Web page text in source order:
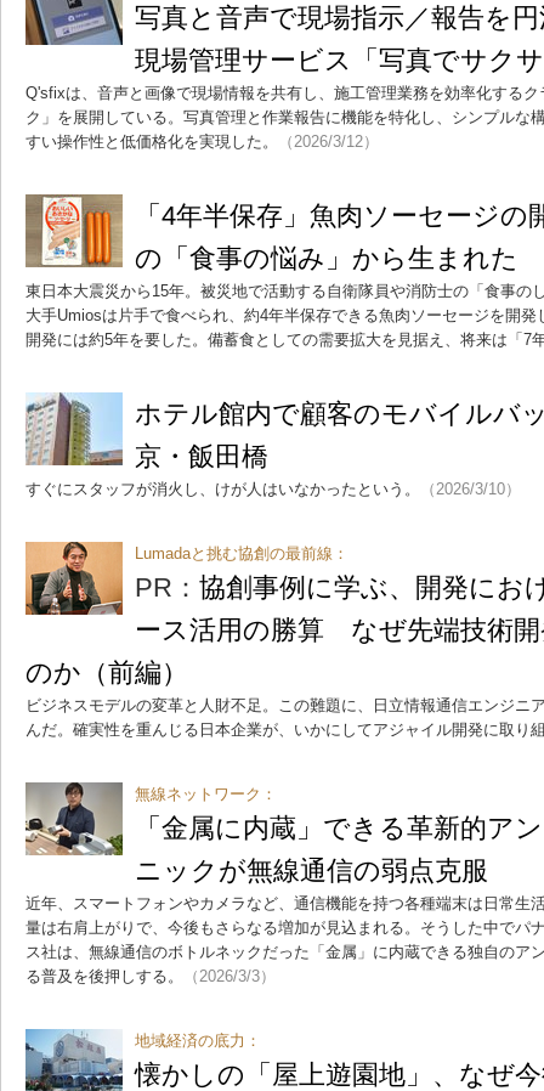
写真と音声で現場指示／報告を
現場管理サービス「写真でサク
Q'sfixは、音声と画像で現場情報を共有し、施工管理業務を効率化する
ク」を展開している。写真管理と作業報告に機能を特化し、シンプルな
すい操作性と低価格化を実現した。
（2026/3/12）
「4年半保存」魚肉ソーセージ
の「食事の悩み」から生まれた
東日本大震災から15年。被災地で活動する自衛隊員や消防士の「食事の
大手Umiosは片手で食べられ、約4年半保存できる魚肉ソーセージを開
開発には約5年を要した。備蓄食としての需要拡大を見据え、将来は「7
ホテル館内で顧客のモバイルバ
京・飯田橋
すぐにスタッフが消火し、けが人はいなかったという。 （2026/3/10）
Lumadaと挑む協創の最前線：
PR： 協創事例に学ぶ、開発にお
ース活用の勝算 なぜ先端技術
のか（前編）
ビジネスモデルの変革と人財不足。この難題に、日立情報通信エンジニ
んだ。確実性を重んじる日本企業が、いかにしてアジャイル開発に取り
無線ネットワーク：
「金属に内蔵」できる革新的
ニックが無線通信の弱点克服
近年、スマートフォンやカメラなど、通信機能を持つ各種端末は日常生
量は右肩上がりで、今後もさらなる増加が見込まれる。そうした中でパ
ス社は、無線通信のボトルネックだった「金属」に内蔵できる独自のア
る普及を後押しする。
（2026/3/3）
地域経済の底力：
懐かしの「屋上遊園地」、なぜ